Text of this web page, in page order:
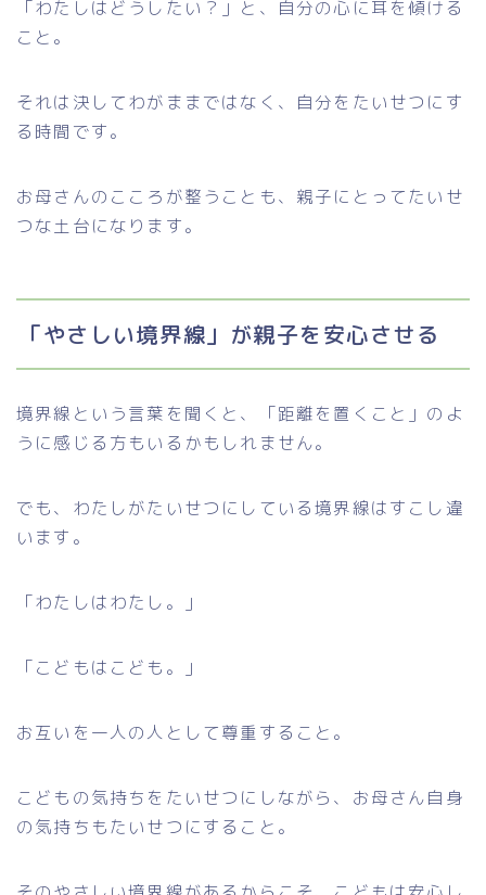
「わたしはどうしたい？」と、自分の心に耳を傾ける
こと。
それは決してわがままではなく、自分をたいせつにす
る時間です。
お母さんのこころが整うことも、親子にとってたいせ
つな土台になります。
「やさしい境界線」が親子を安心させる
境界線という言葉を聞くと、「距離を置くこと」のよ
うに感じる方もいるかもしれません。
でも、わたしがたいせつにしている境界線はすこし違
います。
「わたしはわたし。」
「こどもはこども。」
お互いを一人の人として尊重すること。
こどもの気持ちをたいせつにしながら、お母さん自身
の気持ちもたいせつにすること。